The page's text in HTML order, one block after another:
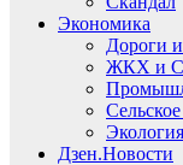
Экономика
Дороги
ЖКХ и
Экология
Дзен.Новости